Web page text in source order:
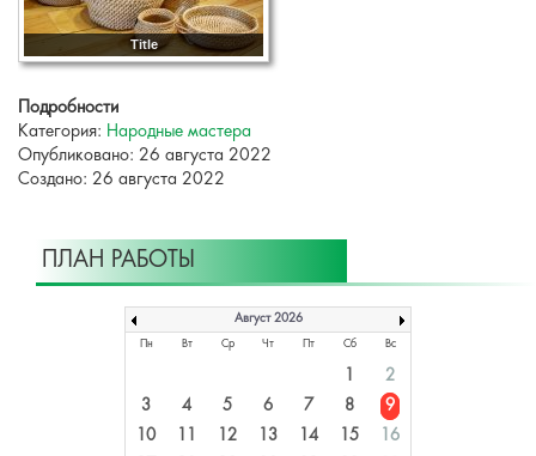
Title
Подробности
Категория: Народные мастера
Опубликовано: 26 августа 2022
Создано: 26 августа 2022
ПЛАН РАБОТЫ
Август 2026
Пн Вт Ср Чт Пт Сб Вс
1
2
3
4 5 6 7 8
9
10
11 12 13 14 15
16